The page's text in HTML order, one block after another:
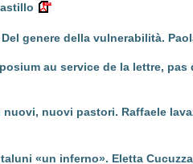
genere della vulnerabilità.
au service de la lettre, pas
nuovi pastori. Raffaele
«un inferno». Eletta Cucuzza